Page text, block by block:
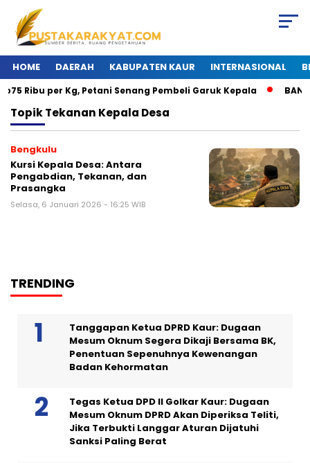
HOME DAERAH KABUPATEN KAUR INTERNASIONAL
Ribu per Kg, Petani Senang Pembeli Garuk Kepala
TopikTekanan Kepala Desa
Bengkulu
Kursi Kepala Desa: Antara
Pengabdian, Tekanan, dan
Prasangka
Selasa, 6 Januari 2026 - 16:25 WIB
TRENDING
Tanggapan Ketua DPRD Kaur: Dugaan
Mesum Oknum Segera Dikaji Bersama BK,
Penentuan Sepenuhnya Kewenangan
Badan Kehormatan
Tegas Ketua DPD II Golkar Kaur: Dugaan
Mesum Oknum DPRD Akan Diperiksa Teliti,
Jika Terbukti Langgar Aturan Dijatuhi
Sanksi Paling Berat